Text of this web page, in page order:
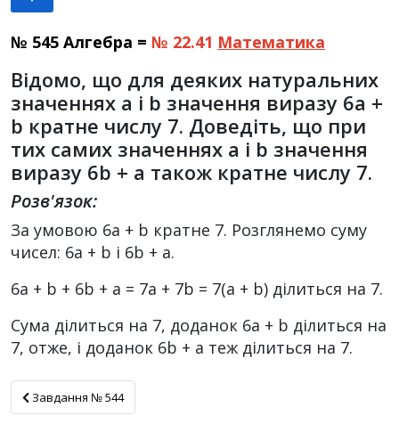
№ 545 Алгебра = № 22.41 Математика
Відомо, що для деяких натуральних
значеннях а і b значення виразу 6а +
b кратне числу 7. Доведіть, що при
тих самих значеннях а і b значення
виразу 6b + а також кратне числу 7.
Розв'язок:
За умовою 6a + b кратне 7. Розглянемо суму
чисел: 6a + b і 6b + a.
6a + b + 6b + a = 7a + 7b = 7(a + b) ділиться на 7.
Сума ділиться на 7, доданок 6a + b ділиться на
7, отже, і доданок 6b + a теж ділиться на 7.
Завдання № 544
Завдання № 544